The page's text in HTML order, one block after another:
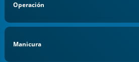
Operación
Manicura